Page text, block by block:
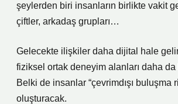
şeylerden biri insanların birlikte vakit
çiftler, arkadaş grupları…
Gelecekte ilişkiler daha dijital hale
fiziksel ortak deneyim alanları daha da
Belki de insanlar “çevrimdışı buluşma
oluşturacak.